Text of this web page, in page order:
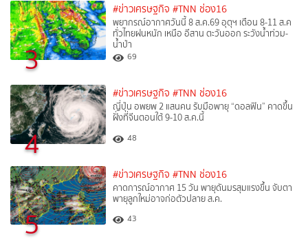
3
#ข่าวเศรษฐกิจ #TNN ช่อง16
พยากรณ์อากาศวันนี้ 8 ส.ค.69 อุตุฯ เตือน 8-11 ส.ค
ทั่วไทยฝนหนัก เหนือ อีสาน ตะวันออก ระวังน้ำท่วม-
น้ำป่า
69
4
#ข่าวเศรษฐกิจ #TNN ช่อง16
ญี่ปุ่น อพยพ 2 แสนคน รับมือพายุ “ดอลฟิน” คาดขึ้น
ฝั่งที่จีนตอนใต้ 9-10 ส.ค.นี้
48
5
#ข่าวเศรษฐกิจ #TNN ช่อง16
คาดการณ์อากาศ 15 วัน พายุดันมรสุมแรงขึ้น จับตา
พายุลูกใหม่อาจก่อตัวปลาย ส.ค.
43